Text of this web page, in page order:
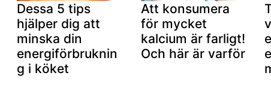
Dessa 5 tips
hjälper dig att
minska din
energiförbruknin
g i köket
Att konsumera
för mycket
kalcium är farligt!
Och här är varför